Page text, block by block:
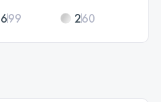
699 260